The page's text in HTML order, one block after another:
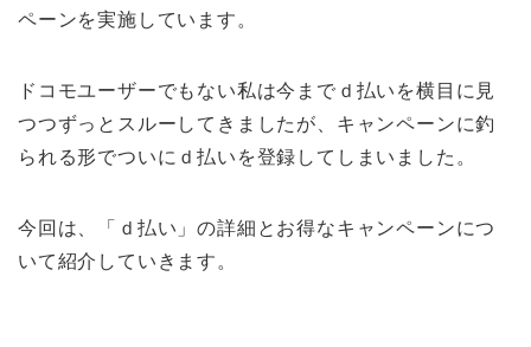
ペーンを実施しています。
ドコモユーザーでもない私は今までｄ払いを横目に見
つつずっとスルーしてきましたが、キャンペーンに釣
られる形でついにｄ払いを登録してしまいました。
今回は、「ｄ払い」の詳細とお得なキャンペーンにつ
いて紹介していきます。